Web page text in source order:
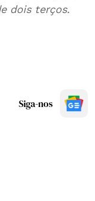
dois terços.
Siga-nos